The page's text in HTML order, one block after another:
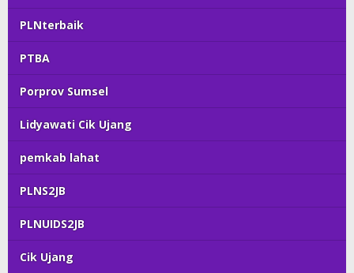
PLNterbaik
PTBA
Porprov Sumsel
Lidyawati Cik Ujang
pemkab lahat
PLNS2JB
PLNUIDS2JB
Cik Ujang